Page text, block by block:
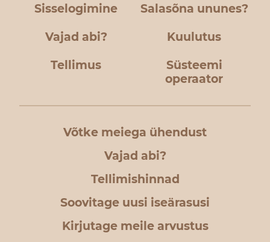
Sisselogimine Salasõna ununes?
Vajad abi? Kuulutus
Tellimus
Süsteemi
operaator
Võtke meiega ühendust
Vajad abi?
Tellimishinnad
Soovitage uusi iseärasusi
Kirjutage meile arvustus